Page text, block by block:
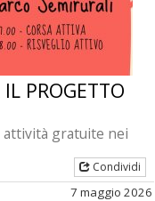
PROGETTO
attività gratuite nei
Condividi
7 maggio 2026